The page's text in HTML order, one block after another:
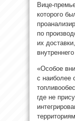
Вице-
которого
по
их
«Особое
с наиболее
где не